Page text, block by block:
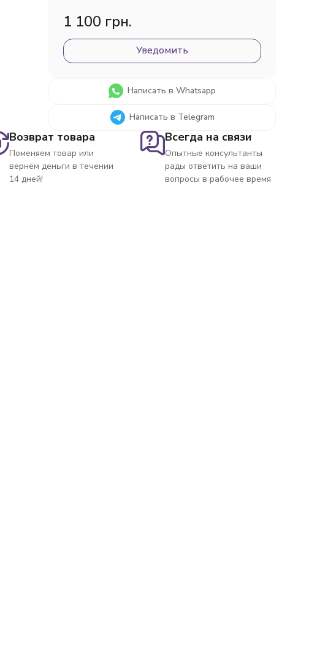
1 100 грн.
Уведомить
Написать в Whatsapp
Написать в Telegram
Возврат товара
Поменяем товар или
вернём деньги в течении
14 дней!
Всегда на связи
Опытные консультанты
рады ответить на ваши
вопросы в рабочее время